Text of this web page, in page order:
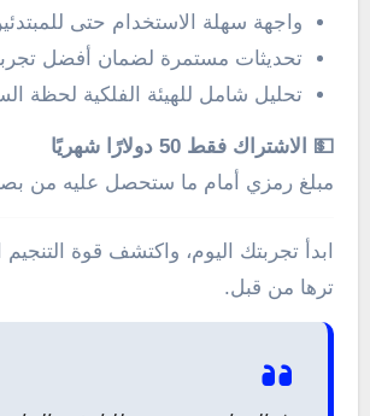
واجهة سهلة الاستخدام حتى
تحديثات مستمرة لضمان أفضل
تحليل شامل للهيئة الفلكية لحظة
💵 الاشتراك فقط 50 دولارًا شهريًا
مبلغ رمزي أمام ما ستحصل عليه من
ابدأ تجربتك اليوم، واكتشف قوة
ترها من قبل.